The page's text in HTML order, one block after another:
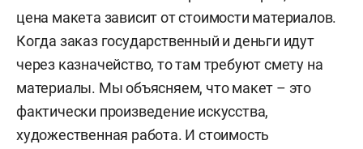
цена макета зависит от стоимости материалов.
Когда заказ государственный и деньги идут
через казначейство, то там требуют смету на
материалы. Мы объясняем, что макет – это
фактически произведение искусства,
художественная работа. И стоимость